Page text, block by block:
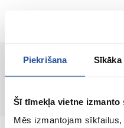
Piekrišana
Šī tīmekļa vietne izmanto
Mēs izmantojam